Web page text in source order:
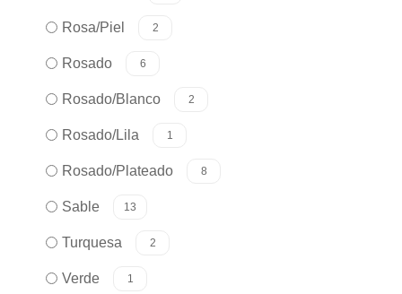
Rosa/Piel 2
Rosado 6
Rosado/Blanco 2
Rosado/Lila 1
Rosado/Plateado 8
Sable 13
Turquesa 2
Verde 1